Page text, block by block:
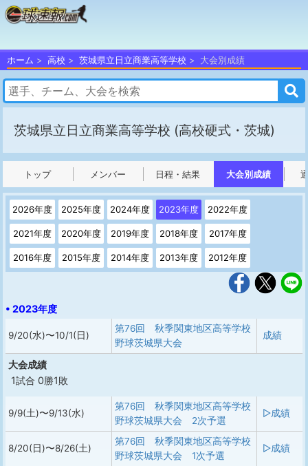
ホーム 高校 茨城県立日立商業高等学校 大会別成績
茨城県立日立商業高等学校 (高校硬式・茨城)
トップ メンバー 日程・結果 大会別成績
2026年度 2025年度 2024年度 2023年度 2022年度
2021年度 2020年度 2019年度 2018年度 2017年度
2016年度 2015年度 2014年度 2013年度 2012年度
• 2023年度
9/20(水)〜10/1(日)
第76回 秋季関東地区高等学校
野球茨城県大会
成績
大会成績
1試合 0勝1敗
9/9(土)〜9/13(水)
第76回 秋季関東地区高等学校
野球茨城県大会 2次予選
▷成績
8/20(日)〜8/26(土)
第76回 秋季関東地区高等学校
野球茨城県大会 1次予選
▷成績